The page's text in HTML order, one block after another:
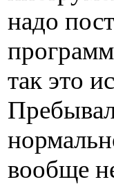
надо
так это
вообще